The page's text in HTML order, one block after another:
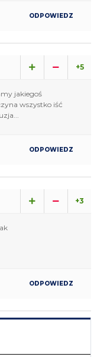
ODPOWIEDZ
+5
jakiegoś
wszystko iść
ODPOWIEDZ
+3
ODPOWIEDZ